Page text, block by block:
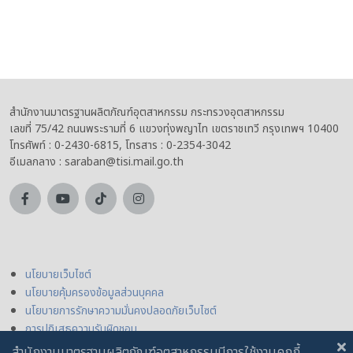
สำนักงานมาตรฐานผลิตภัณฑ์อุตสาหกรรม กระทรวงอุตสาหกรรม
เลขที่ 75/42 ถนนพระรามที่ 6 แขวงทุ่งพญาไท เขตราชเทวี กรุงเทพฯ 10400
โทรศัพท์ : 0-2430-6815, โทรสาร : 0-2354-3042
อีเมลกลาง : saraban@tisi.mail.go.th
นโยบายเว็บไซต์
นโยบายคุ้มครองข้อมูลส่วนบุคคล
นโยบายการรักษาความมั่นคงปลอดภัยเว็บไซต์
การปฏิเสธความรับผิดชอบ